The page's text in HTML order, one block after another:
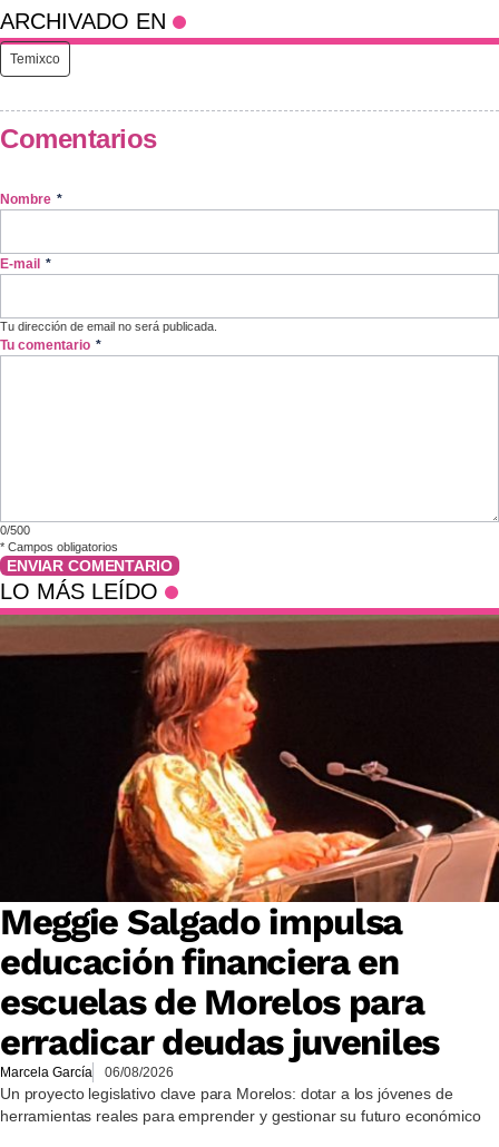
ARCHIVADO EN
Temixco
Comentarios
Nombre *
E-mail *
Tu dirección de email no será publicada.
Tu comentario *
0/500
* Campos obligatorios
ENVIAR COMENTARIO
LO MÁS LEÍDO
Meggie Salgado impulsa
educación financiera en
escuelas de Morelos para
erradicar deudas juveniles
Marcela García 06/08/2026
Un proyecto legislativo clave para Morelos: dotar a los jóvenes de
herramientas reales para emprender y gestionar su futuro económico